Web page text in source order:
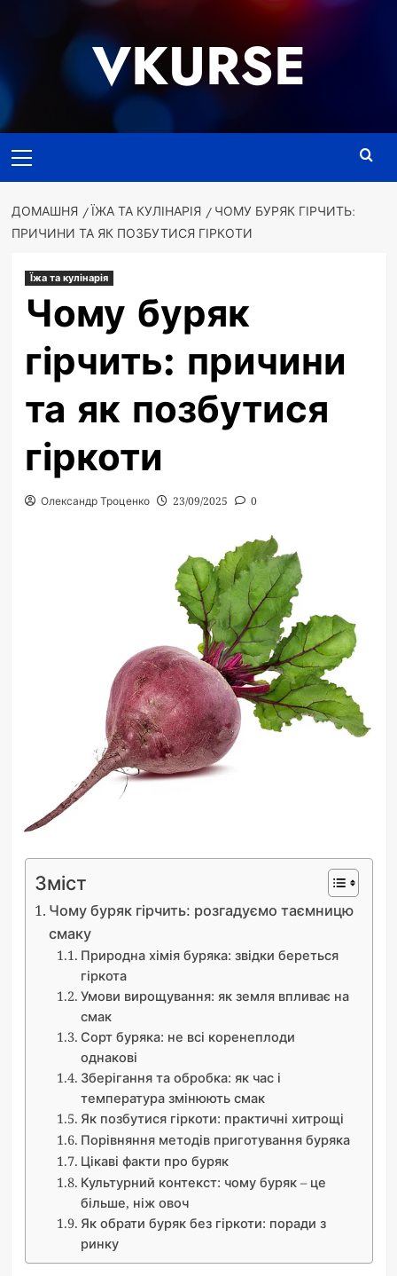
VKURSE
меню
ДОМАШНЯ ЇЖА ТА КУЛІНАРІЯ
ЧОМУ БУРЯК ГІРЧИТЬ:
ПРИЧИНИ ТА ЯК ПОЗБУТИСЯ ГІРКОТИ
Їжа та кулінарія
Чому буряк
гірчить: причини
та як позбутися
гіркоти
Олександр Троценко 23/09/2025 0
Зміст
Чому буряк гірчить: розгадуємо таємницю
смаку
Природна хімія буряка: звідки береться
гіркота
Умови вирощування: як земля впливає на
смак
Сорт буряка: не всі коренеплоди
однакові
Зберігання та обробка: як час і
температура змінюють смак
Як позбутися гіркоти: практичні хитрощі
Порівняння методів приготування буряка
Цікаві факти про буряк
Культурний контекст: чому буряк – це
більше, ніж овоч
Як обрати буряк без гіркоти: поради з
ринку